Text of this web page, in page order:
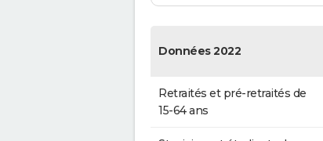
Données 2022
Retraités et pré-retraités de
15-64 ans